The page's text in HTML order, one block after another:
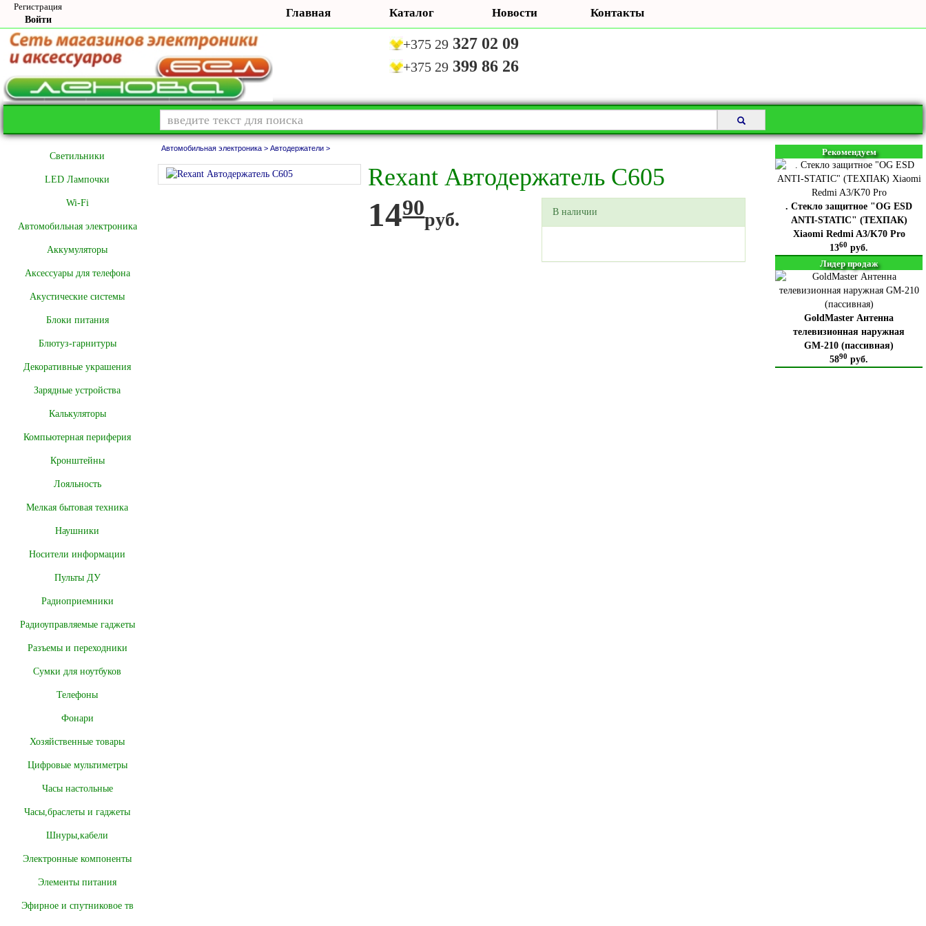
Регистрация
Войти
Главная Каталог Новости Контакты
+375 29 327 02 09
+375 29 399 86 26
Cветильники
LED Лампочки
Wi-Fi
Автомобильная электроника
Аккумуляторы
Аксессуары для телефона
Акустические системы
Блоки питания
Блютуз-гарнитуры
Декоративные украшения
Зарядные устройства
Калькуляторы
Компьютерная периферия
Кронштейны
Лояльность
Мелкая бытовая техника
Наушники
Носители информации
Пульты ДУ
Радиоприемники
Радиоуправляемые гаджеты
Разъемы и переходники
Сумки для ноутбуков
Телефоны
Фонари
Хозяйственные товары
Цифровые мультиметры
Часы настольные
Часы,браслеты и гаджеты
Шнуры,кабели
Электронные компоненты
Элементы питания
Эфирное и спутниковое тв
Автомобильная электроника > Автодержатели >
Rexant Автодержатель C605
1490руб. В наличии
Рекомендуем
. Стекло защитное "OG ESD
ANTI-STATIC" (ТЕХПАК)
Xiaomi Redmi A3/K70 Pro
1360 руб.
Лидер продаж
GoldMaster Антенна
телевизионная наружная
GM-210 (пассивная)
5890 руб.